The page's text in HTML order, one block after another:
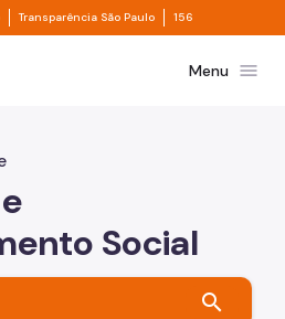
Divisor de acesso à informação
Transparência São Paulo Divisor de
156
São PauloMenu menu
Social
search